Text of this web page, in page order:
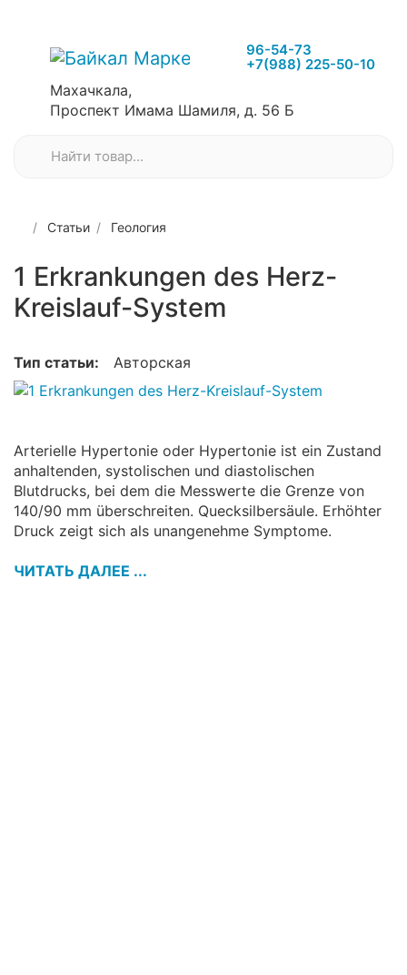
96-54-73
+7(988) 225-50-10
Махачкала,
Проспект Имама Шамиля, д. 56 Б
Статьи Геология
1 Erkrankungen des Herz-
Kreislauf-System
Тип статьи: Авторская
Arterielle Hypertonie oder Hypertonie ist ein Zustand
anhaltenden, systolischen und diastolischen
Blutdrucks, bei dem die Messwerte die Grenze von
140/90 mm überschreiten. Quecksilbersäule. Erhöhter
Druck zeigt sich als unangenehme Symptome.
ЧИТАТЬ ДАЛЕЕ ...